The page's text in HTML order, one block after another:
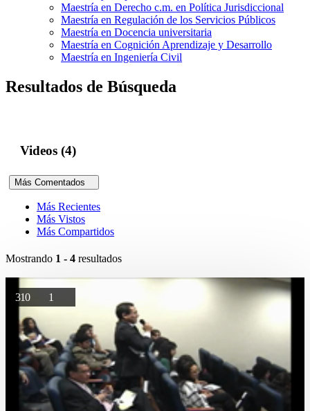
Maestría en Derecho c.m. en Política Jurisdiccional
Maestría en Regulación de los Servicios Públicos
Maestría en Docencia universitaria
Maestría en Cognición Aprendizaje y Desarrollo
Maestría en Ingeniería Civil
Resultados de Búsqueda
Videos (4)
Más Comentados
Más Recientes
Más Vistos
Más Compartidos
Mostrando 1 - 4 resultados
310 1